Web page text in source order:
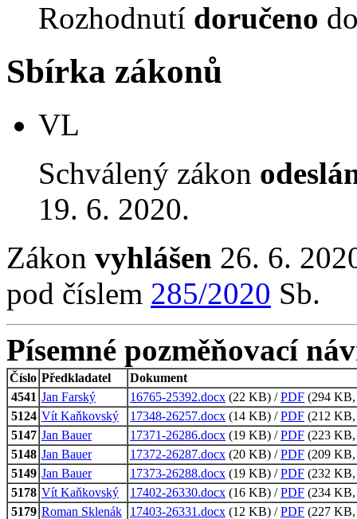
Rozhodnutí doručeno
Sbírka zákonů
VL
Schválený zákon
19. 6. 2020.
Zákon vyhlášen 26. 6.
pod číslem 285/2020 Sb.
Písemné pozměňovací
Číslo Předkladatel
Dokument
4541 Jan Farský 16765-25392.docx (22 KB) /PDF (294 KB,
5124 Vít Kaňkovský 17348-26257.docx (14 KB) /PDF (212 KB,
5147 Jan Bauer 17371-26286.docx (19 KB) /PDF (223 KB,
5148 Jan Bauer 17372-26287.docx (20 KB) /PDF (209 KB,
5149 Jan Bauer 17373-26288.docx (19 KB) /PDF (232 KB,
5178 Vít Kaňkovský 17402-26330.docx (16 KB) /PDF (234 KB,
5179 Roman Sklenák 17403-26331.docx (12 KB) /PDF (227 KB,